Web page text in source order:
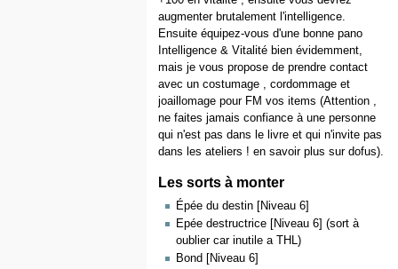
augmenter brutalement l'intelligence.
Ensuite équipez-vous d'une bonne pano
Intelligence & Vitalité bien évidemment,
mais je vous propose de prendre contact
avec un costumage , cordommage et
joaillomage pour FM vos items (Attention ,
ne faites jamais confiance à une personne
qui n'est pas dans le livre et qui n'invite pas
dans les ateliers ! en savoir plus sur dofus).
Les sorts à monter
Épée du destin [Niveau 6]
Epée destructrice [Niveau 6] (sort à
oublier car inutile a THL)
Bond [Niveau 6]